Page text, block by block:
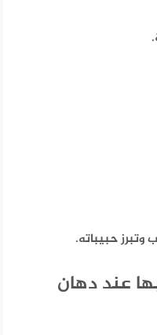
حبيباته.
عند دهان